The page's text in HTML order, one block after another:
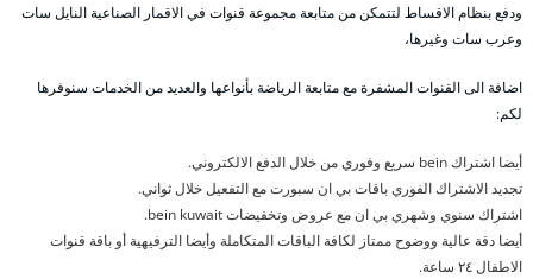
ودفع بنظام الاقساط لتتمكن من متابعة مجموعة قنوات في الاقمار الصناعية النايل سات
وعرب سات وغيرها،
اضافة الى القنوات المشفرة مع متابعة الرياضة بأنواعها والعديد من الخدمات سنوفرها
لكم:
أيضا اشتراك bein سريع وفوري من خلال الدفع الالكتروني.
تجديد الاشتراك الفوري باقات بي ان سبورت مع التفعيل خلال ثواني.
اشتراك سنوي وشهري بي ان مع عروض وتخفيضات bein kuwait.
أيضا دقة عالية ووضوح ممتاز لكافة الباقات المتكاملة وأيضا الترفيهية أو باقة قنوات
الاطفال ٢٤ ساعة.